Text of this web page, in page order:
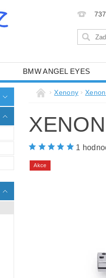
BMW ANGEL EYES
NAPIŠTE NÁMXenony
1
Akce